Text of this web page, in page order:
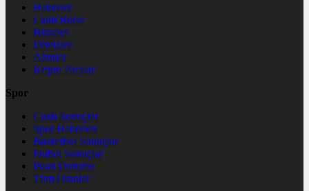
Haberler
Canlı Borsa
Hisseler
Dövizler
Altınlar
Kripto Paralar
Spor
Canlı Sonuçlar
Spor Haberleri
Basketbol Sonuçlar
Futbol Sonuçlar
Puan Durumu
Tüm Oranlar